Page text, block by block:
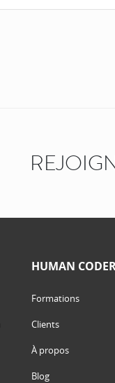
HUMAN
Formations
Clients
À propos
Blog